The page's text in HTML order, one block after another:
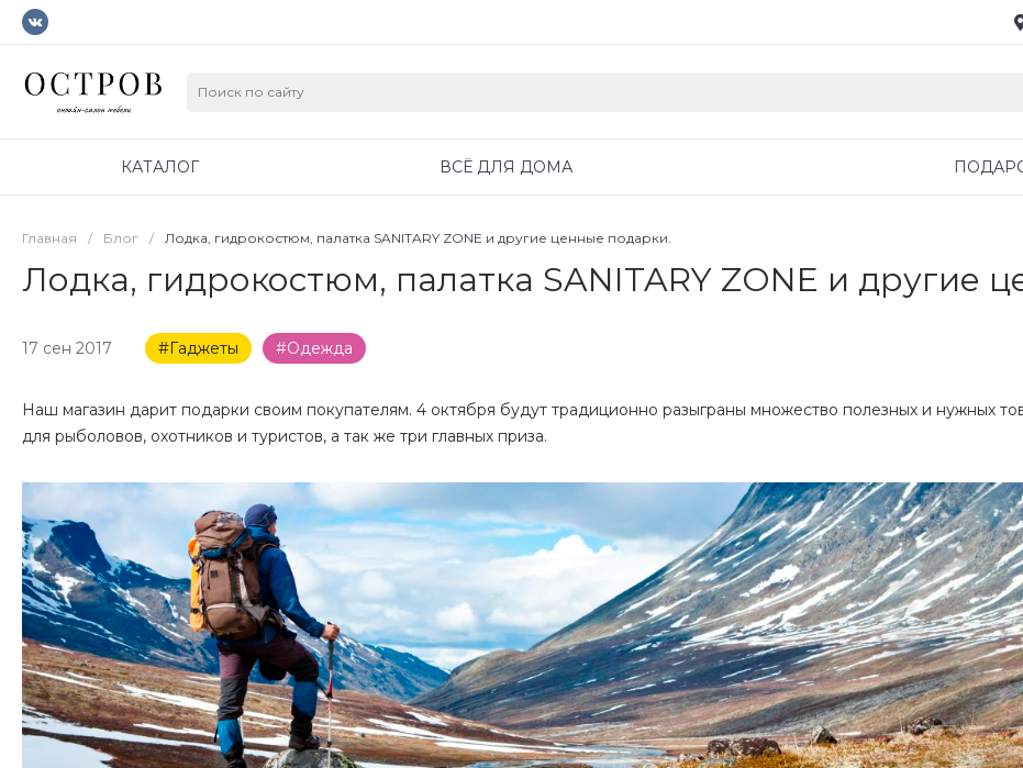
КАТАЛОГ ВСЁ ДЛЯ ДОМА
Главная / Блог / Лодка, гидрокостюм, палатка SANITARY ZONE и другие ценные подарки.
Лодка, гидрокостюм, палатка SANITARY ZONE и другие
17 сен 2017 #Гаджеты #Одежда
Наш магазин дарит подарки своим покупателям. 4 октября будут традиционно разыграны множество полезных и нужных
для рыболовов, охотников и туристов, а так же три главных приза.